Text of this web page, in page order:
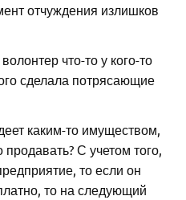
отчуждения излишков
что-то у кого-то
сделала потрясающие
каким-то имуществом,
С учетом того,
то если он
то на следующий